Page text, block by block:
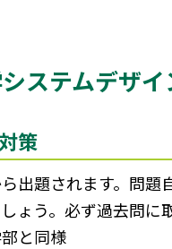
ステムデザ
策
出題されます。問
ょう。必ず過去問に
と同様